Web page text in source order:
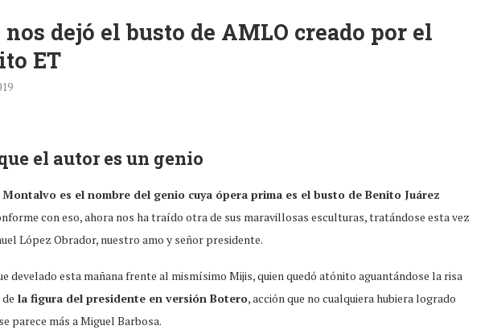
nos dejó el busto de AMLO creado por el
ET
el autor es un genio
es el nombre del genio cuya ópera prima es el busto de Benito Juárez
con eso, ahora nos ha traído otra de sus maravillosas esculturas, tratándose esta vez
López Obrador, nuestro amo y señor presidente.
develado esta mañana frente al mismísimo Mijis, quien quedó atónito aguantándose la risa
la figura del presidente en versión Botero, acción que no cualquiera hubiera logrado
parece más a Miguel Barbosa.